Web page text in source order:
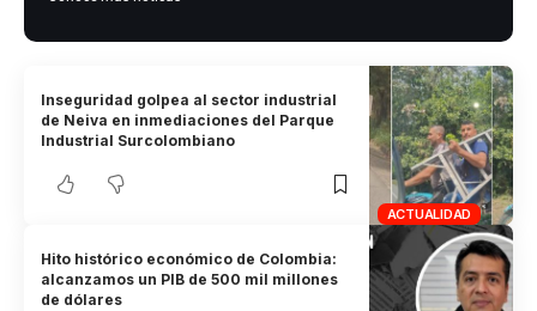
ACTUALIDAD
Inseguridad golpea al sector industrial
de Neiva en inmediaciones del Parque
Industrial Surcolombiano
Hito histórico económico de Colombia:
alcanzamos un PIB de 500 mil millones
de dólares